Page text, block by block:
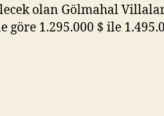
olan Gölmahal
1.295.000 $ ile